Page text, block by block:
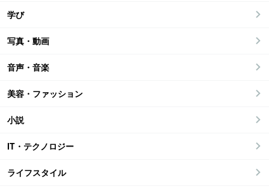
学び
写真・動画
音声・音楽
美容・ファッション
小説
IT・テクノロジー
ライフスタイル